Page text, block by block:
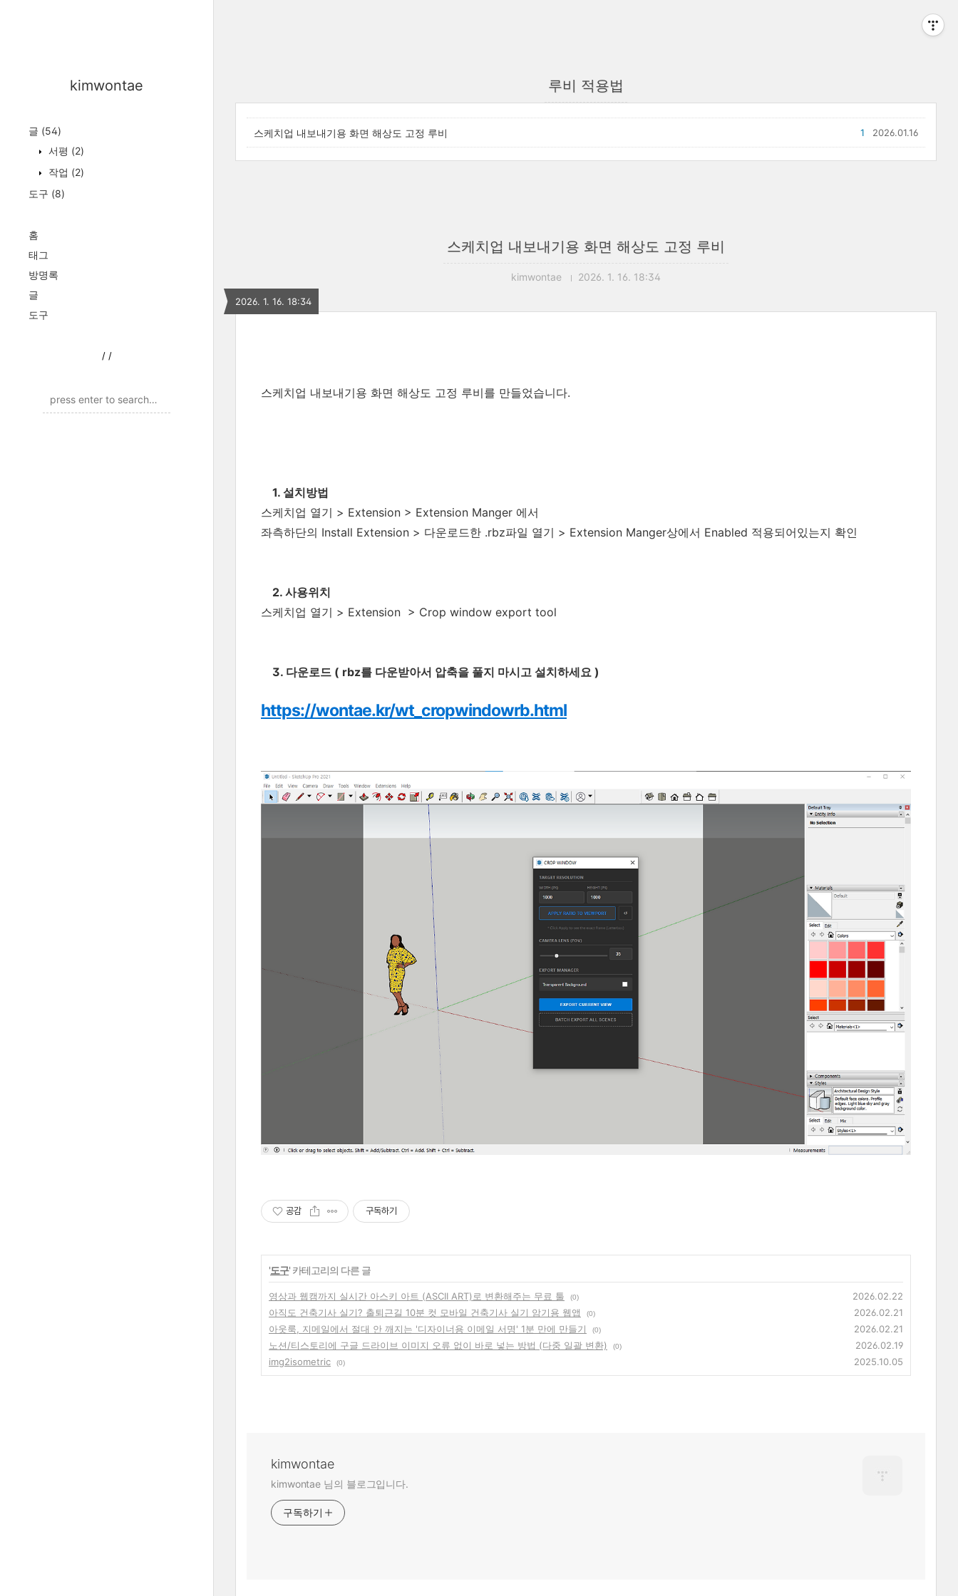
kimwontae
글 (54)
서평 (2)
작업 (2)
도구 (8)
홈
태그
방명록
글
도구
/ /
루비 적용법
스케치업 내보내기용 화면 해상도 고정 루비 2026.01.16
1
스케치업 내보내기용 화면 해상도 고정 루비
kimwontae 2026. 1. 16. 18:34
2026. 1. 16. 18:34
스케치업 내보내기용 화면 해상도 고정 루비를 만들었습니다.
1. 설치방법
스케치업 열기 > Extension > Extension Manger 에서
좌측하단의 Install Extension > 다운로드한 .rbz파일 열기 > Extension Manger상에서 Enabled 적용되어있는지 확인
2. 사용위치
스케치업 열기 > Extension > Crop window export tool
3. 다운로드 ( rbz를 다운받아서 압축을 풀지 마시고 설치하세요 )
https://wontae.kr/wt_cropwindowrb.html
공감 구독하기
'도구' 카테고리의 다른 글
영상과 웹캠까지 실시간 아스키 아트 (ASCII ART)로 변환해주는 무료 툴 (0)
2026.02.22
아직도 건축기사 실기? 출퇴근길 10분 컷 모바일 건축기사 실기 암기용 웹앱
(0)
2026.02.21
아웃룩, 지메일에서 절대 안 깨지는 '디자이너용 이메일 서명' 1분 만에 만들기
(0)
2026.02.21
노션/티스토리에 구글 드라이브 이미지 오류 없이 바로 넣는 방법 (다중 일괄 변환)
(0)
2026.02.19
img2isometric
(0) 2025.10.05
kimwontae
kimwontae 님의 블로그입니다.
구독하기